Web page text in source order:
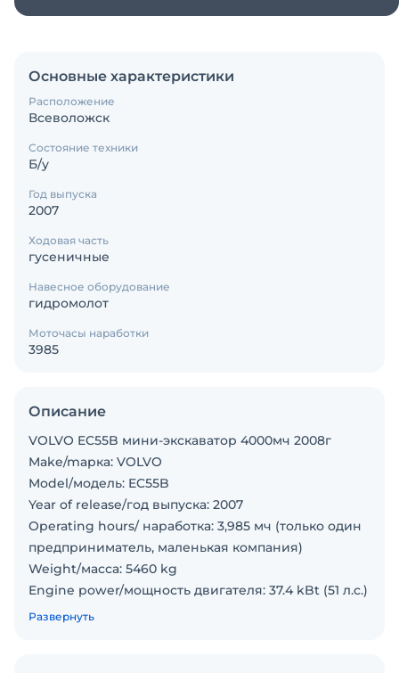
Основные характеристики
Расположение
Всеволожск
Состояние техники
Б/у
Год выпуска
2007
Ходовая часть
гусеничные
Навесное оборудование
гидромолот
Моточасы наработки
3985
Описание
VOLVO EC55B мини-экскаватор 4000мч 2008г
Make/mарка: VOLVO
Model/модель: EC55B
Year of release/год выпуска: 2007
Operating hours/ наработка: 3,985 мч (только один
предприниматель, маленькая компания)
Weight/масса: 5460 kg
Engine power/мощность двигателя: 37.4 kBt (51 л.c.)
Mounted/вид двигателя: rubber tracks/резиновые
Развернуть